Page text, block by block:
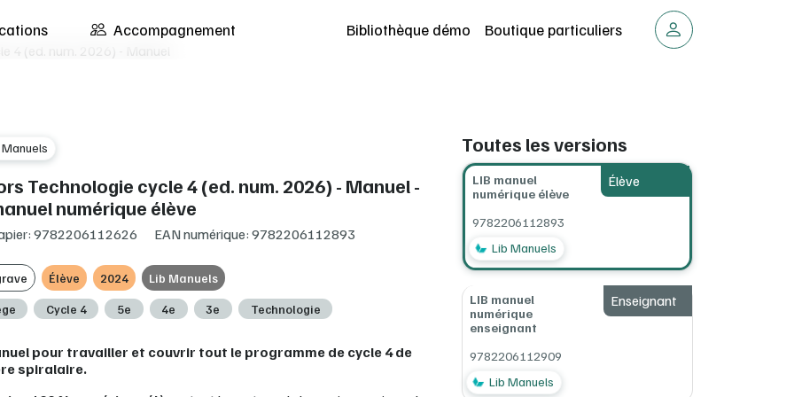
Accompagnement Bibliothèque démo Boutique particuliers
4 (ed. num. 2026) - Manuel
Technologie cycle 4 (ed. num. 2026) - Manuel -
numérique élève
9782206112626 EAN numérique: 9782206112893
Élève 2024 Lib Manuels
Cycle 4 5e 4e 3e Technologie
pour travailler et couvrir tout le programme de cycle 4 de
spiralaire.
Toutes les versions
Élève
LIB manuel
numérique élève
9782206112893
Lib Manuels
Enseignant
LIB manuel
numérique
enseignant
9782206112909
Lib Manuels